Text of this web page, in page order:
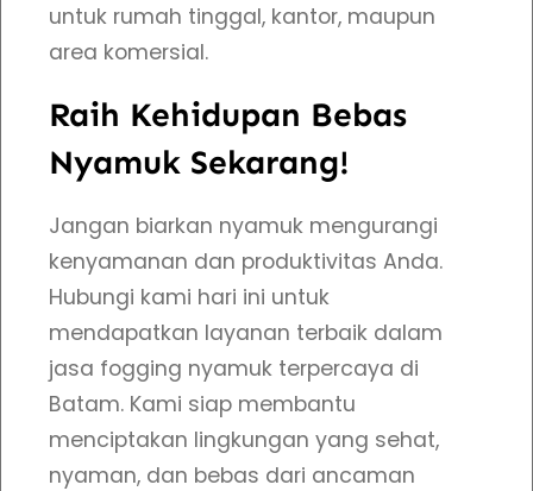
untuk rumah tinggal, kantor, maupun
area komersial.
Raih Kehidupan Bebas
Nyamuk Sekarang!
Jangan biarkan nyamuk mengurangi
kenyamanan dan produktivitas Anda.
Hubungi kami hari ini untuk
mendapatkan layanan terbaik dalam
jasa fogging nyamuk terpercaya di
Batam. Kami siap membantu
menciptakan lingkungan yang sehat,
nyaman, dan bebas dari ancaman